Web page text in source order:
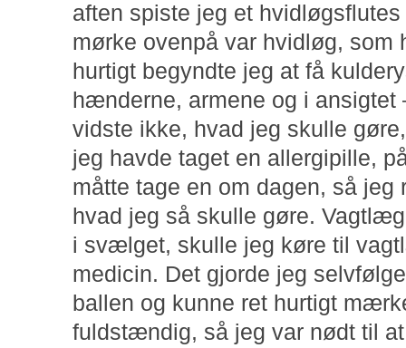
aften spiste jeg et
mørke ovenpå var hvidløg,
hurtigt begyndte jeg at få
hænderne, armene og i
vidste ikke, hvad jeg skulle
jeg havde taget en allergipille,
måtte tage en om dagen, så
hvad jeg så skulle gøre.
i svælget, skulle jeg køre til
medicin. Det gjorde jeg
ballen og kunne ret hurtigt
fuldstændig, så jeg var nødt til